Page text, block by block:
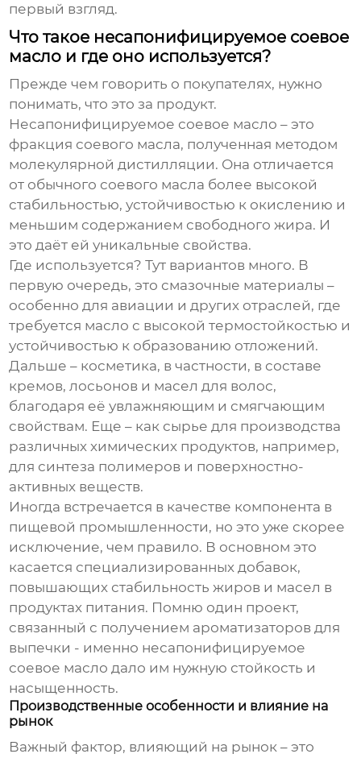
первый взгляд.
Что такое несапонифицируемое соевое
масло и где оно используется?
Прежде чем говорить о покупателях, нужно
понимать, что это за продукт.
Несапонифицируемое соевое масло – это
фракция соевого масла, полученная методом
молекулярной дистилляции. Она отличается
от обычного соевого масла более высокой
стабильностью, устойчивостью к окислению и
меньшим содержанием свободного жира. И
это даёт ей уникальные свойства.
Где используется? Тут вариантов много. В
первую очередь, это смазочные материалы –
особенно для авиации и других отраслей, где
требуется масло с высокой термостойкостью и
устойчивостью к образованию отложений.
Дальше – косметика, в частности, в составе
кремов, лосьонов и масел для волос,
благодаря её увлажняющим и смягчающим
свойствам. Еще – как сырье для производства
различных химических продуктов, например,
для синтеза полимеров и поверхностно-
активных веществ.
Иногда встречается в качестве компонента в
пищевой промышленности, но это уже скорее
исключение, чем правило. В основном это
касается специализированных добавок,
повышающих стабильность жиров и масел в
продуктах питания. Помню один проект,
связанный с получением ароматизаторов для
выпечки - именно несапонифицируемое
соевое масло дало им нужную стойкость и
насыщенность.
Производственные особенности и влияние на
рынок
Важный фактор, влияющий на рынок – это